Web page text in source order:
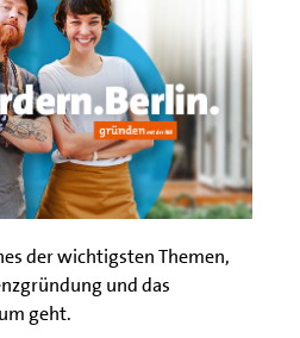
der wichtigsten Themen,
und das
geht.